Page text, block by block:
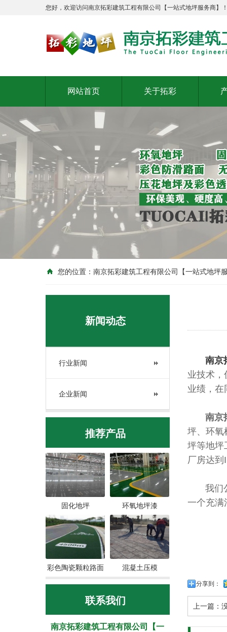
您好，欢迎访问南京拓彩建筑工程有限公司【一站式地坪服务商】
网站首页 关于拓彩
您的位置： 南京拓彩建筑工程有限公司【一站式地坪
新闻动态
行业新闻
企业新闻
推荐产品
固化地坪 环氧地坪漆
彩色陶瓷颗粒路面 混凝土压模
联系我们
南京拓彩建筑工程有限公司【一
南京
业技术，
业绩，在
南京
坪、环氧
坪等地坪
厂房达到
我们公
一个充
分享到：
上一篇：